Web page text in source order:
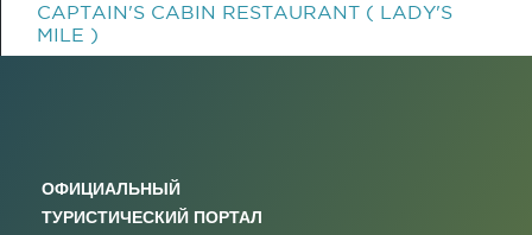
CAPTAIN'S CABIN RESTAURANT ( LADY'S
MILE )
ОФИЦИАЛЬНЫЙ
ТУРИСТИЧЕСКИЙ ПОРТАЛ